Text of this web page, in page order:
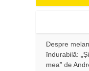
Despre
îndurabilă:
mea” de